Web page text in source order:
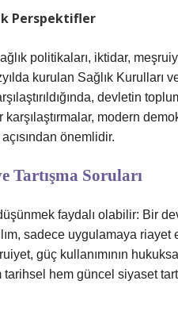
Perspektifler
politikaları, iktidar,
kurulan Sağlık Kurulları
devletin
karşılaştırmalar, modern
önemlidir.
Tartışma Soruları
faydalı olabilir: Bir
sadece uygulamaya
güç kullanımının
hem güncel siyaset